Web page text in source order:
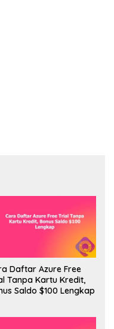
Daftar Azure Free
Tanpa Kartu Kredit,
Saldo $100 Lengkap